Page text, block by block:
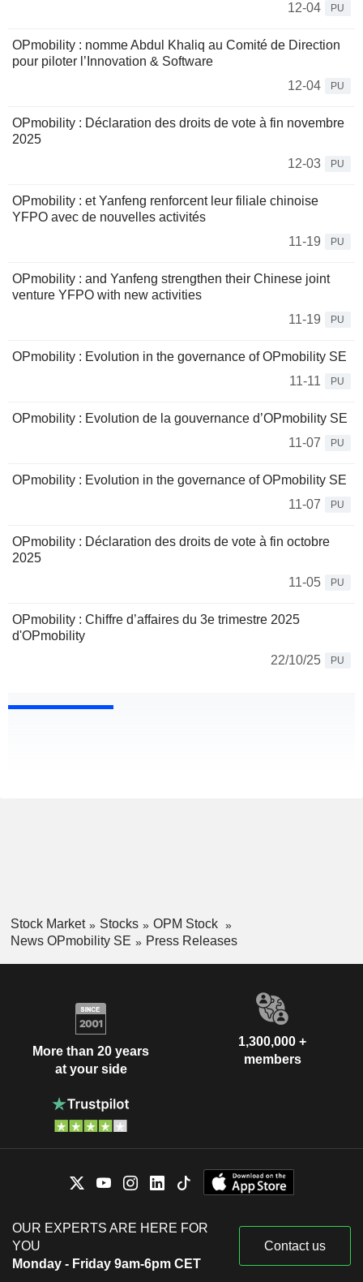
12-04
PU
OPmobility : nomme Abdul Khaliq au Comité de Direction
pour piloter l’Innovation & Software
12-04
PU
OPmobility : Déclaration des droits de vote à fin novembre
2025
12-03
PU
OPmobility : et Yanfeng renforcent leur filiale chinoise
YFPO avec de nouvelles activités
11-19
PU
OPmobility : and Yanfeng strengthen their Chinese joint
venture YFPO with new activities
11-19
PU
OPmobility : Evolution in the governance of OPmobility SE
11-11
PU
OPmobility : Evolution de la gouvernance d’OPmobility SE
11-07
PU
OPmobility : Evolution in the governance of OPmobility SE
11-07
PU
OPmobility : Déclaration des droits de vote à fin octobre
2025
11-05
PU
OPmobility : Chiffre d’affaires du 3e trimestre 2025
d'OPmobility
22/10/25
PU
Stock Market Stocks
OPM Stock
News OPmobility SE
Press Releases
More than 20 years
at your side
1,300,000 +
members
OUR EXPERTS ARE HERE FOR
YOU
Monday - Friday 9am-6pm CET
Contact us